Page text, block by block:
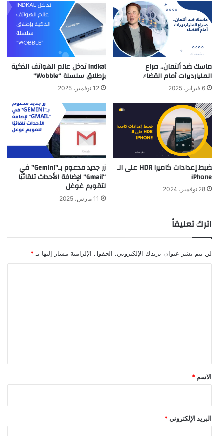
ماسك ضد ألتمان.. صراع
المليارديرات أمام القضاء
6 فبراير، 2025
Indkal تدخل عالم الهواتف الذكية
بإطلاق سلسلة “Wobble”
12 نوفمبر، 2025
ضبط إعدادات كاميرا HDR على الـ
iPhone
28 نوفمبر، 2024
زر جديد مدعوم بـ”Gemini” في
“Gmail” لإضافة الأحداث تلقائيًا
لتقويم غوغل
11 مارس، 2025
اترك تعليقاً
لن يتم نشر عنوان بريدك الإلكتروني. الحقول الإلزامية مشار إليها بـ *
*
الاسم *
البريد الإلكتروني *